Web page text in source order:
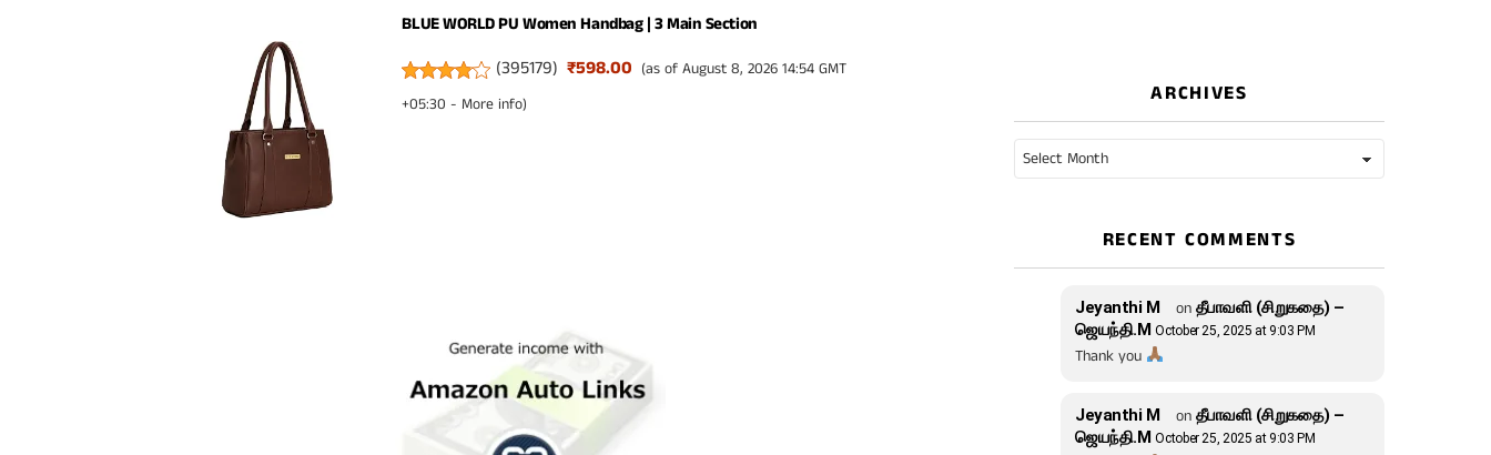
BLUE WORLD PU Women Handbag | 3 Main Section
(395179) ₹598.00 (as of August 8, 2026 14:54 GMT
+05:30 - More info) ARCHIVES
RECENT COMMENTS
Jeyanthi M on தீபாவளி (சிறுகதை) –
ஜெயந்தி.M October 25, 2025 at 9:03 PM
Thank you
Jeyanthi M on தீபாவளி (சிறுகதை) –
ஜெயந்தி.M October 25, 2025 at 9:03 PM